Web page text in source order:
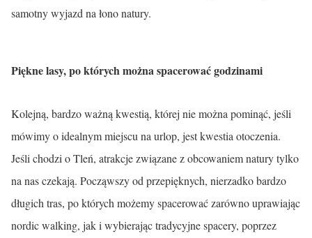
samotny wyjazd na łono natury.
Piękne lasy, po których można spacerować godzinami
Kolejną, bardzo ważną kwestią, której nie można pominąć, jeśli
mówimy o idealnym miejscu na urlop, jest kwestia otoczenia.
Jeśli chodzi o Tleń, atrakcje związane z obcowaniem natury tylko
na nas czekają. Począwszy od przepięknych, nierzadko bardzo
długich tras, po których możemy spacerować zarówno uprawiając
nordic walking, jak i wybierając tradycyjne spacery, poprzez